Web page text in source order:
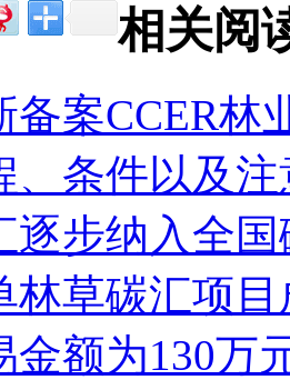
相关阅
备案CCER林
、条件以及
逐步纳入全
林草碳汇项
金额为130万